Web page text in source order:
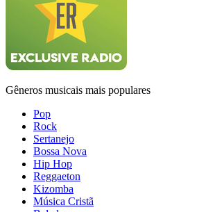
Gêneros musicais mais populares
Pop
Rock
Sertanejo
Bossa Nova
Hip Hop
Reggaeton
Kizomba
Música Cristã